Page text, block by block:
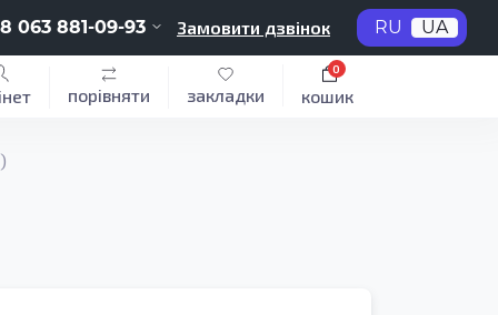
063 881-09-93 Замовити дзвінок RU UA
порівняти закладки кошик
0